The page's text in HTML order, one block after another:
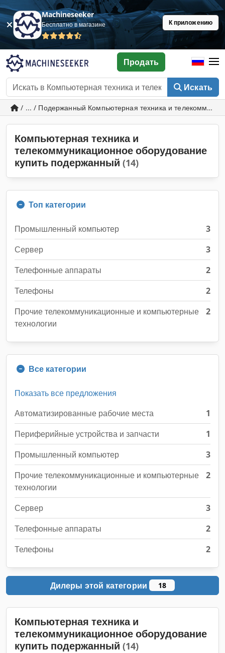
Machineseeker
Бесплатно в магазине К приложению
Искать
Продать
/ ... / Подержанный Компьютерная техника и
Компьютерная техника и
телекоммуникационное оборудование
купить подержанный (14)
Топ категории
Промышленный компьютер
3
Сервер
3
Телефонные аппараты
2
Телефоны
2
Прочие телекоммуникационные и компьютерные
технологии
2
Все категории
Показать все предложения
Автоматизированные рабочие места
1
Периферийные устройства и запчасти
1
Промышленный компьютер
3
Прочие телекоммуникационные и компьютерные
технологии
2
Сервер
3
Телефонные аппараты
2
Телефоны
2
Дилеры этой категории 18
Компьютерная техника и
телекоммуникационное оборудование
купить подержанный (14)